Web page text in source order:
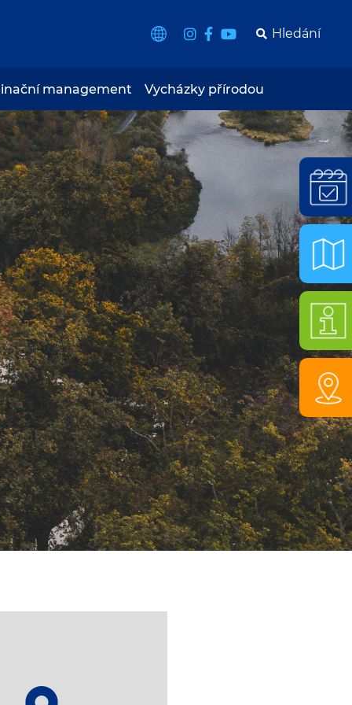
management Vycházky přírodou